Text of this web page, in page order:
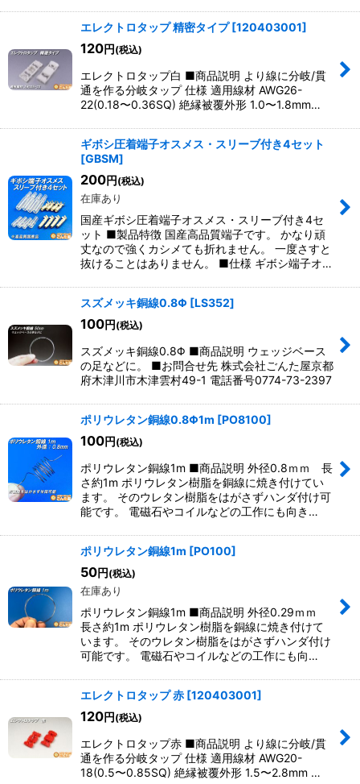
エレクトロタップ 精密タイプ [120403001]
120円(税込)
エレクトロタップ白 ■商品説明 より線に分岐/貫
通を作る分岐タップ 仕様 適用線材 AWG26-
22(0.18〜0.36SQ) 絶縁被覆外形 1.0〜1.8mm…
ギボシ圧着端子オスメス・スリーブ付き4セット
[GBSM]
200円(税込)
在庫あり
国産ギボシ圧着端子オスメス・スリーブ付き4セ
ット ■製品特徴 国産高品質端子です。 かなり頑
丈なので強くカシメても折れません。 一度さすと
抜けることはありません。 ■仕様 ギボシ端子オ…
スズメッキ銅線0.8Φ [LS352]
100円(税込)
スズメッキ銅線0.8Φ ■商品説明 ウェッジベース
の足などに。 ■お問合せ先 株式会社ごんた屋京都
府木津川市木津雲村49-1 電話番号0774-73-2397
ポリウレタン銅線0.8Φ1m [PO8100]
100円(税込)
ポリウレタン銅線1m ■商品説明 外径0.8ｍｍ 長
さ約1m ポリウレタン樹脂を銅線に焼き付けてい
ます。 そのウレタン樹脂をはがさずハンダ付け可
能です。 電磁石やコイルなどの工作にも向き…
ポリウレタン銅線1m [PO100]
50円(税込)
在庫あり
ポリウレタン銅線1m ■商品説明 外径0.29ｍｍ
長さ約1m ポリウレタン樹脂を銅線に焼き付けて
います。 そのウレタン樹脂をはがさずハンダ付け
可能です。 電磁石やコイルなどの工作にも向…
エレクトロタップ 赤 [120403001]
120円(税込)
エレクトロタップ赤 ■商品説明 より線に分岐/貫
通を作る分岐タップ 仕様 適用線材 AWG20-
18(0.5〜0.85SQ) 絶縁被覆外形 1.5〜2.8mm …